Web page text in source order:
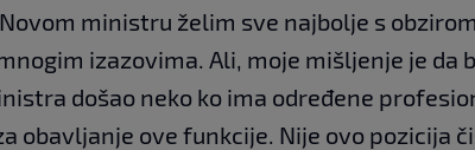
ministru želim sve najbolje s
izazovima. Ali, moje mišljenje je da
došao neko ko ima određene
obavljanje ove funkcije. Nije ovo pozicija